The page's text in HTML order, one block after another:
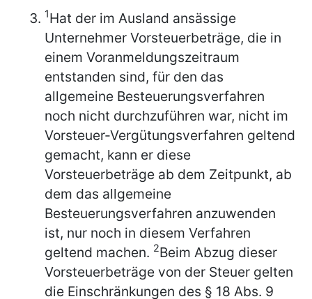
1Hat der im Ausland ansässige
Unternehmer Vorsteuerbeträge, die in
einem Voranmeldungszeitraum
entstanden sind, für den das
allgemeine Besteuerungsverfahren
noch nicht durchzuführen war, nicht im
Vorsteuer-Vergütungsverfahren geltend
gemacht, kann er diese
Vorsteuerbeträge ab dem Zeitpunkt, ab
dem das allgemeine
Besteuerungsverfahren anzuwenden
ist, nur noch in diesem Verfahren
geltend machen. 2Beim Abzug dieser
Vorsteuerbeträge von der Steuer gelten
die Einschränkungen des § 18 Abs. 9